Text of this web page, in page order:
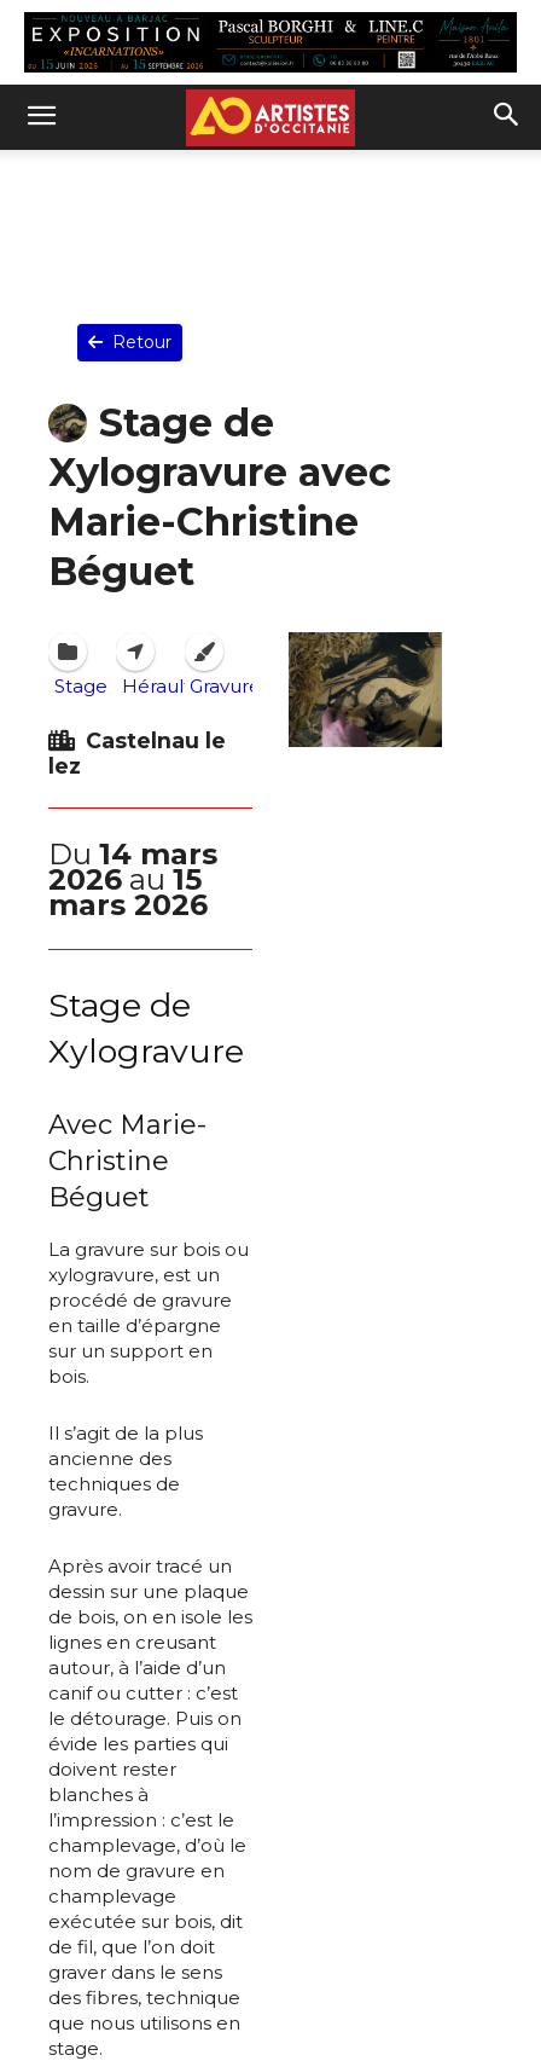
Retour
Stage de
Xylogravure avec
Marie-Christine
Béguet
Stage HéraultGravure
Castelnau le
lez
Du 14 mars
2026 au 15
mars 2026
Stage de
Xylogravure
Avec Marie-
Christine
Béguet
La gravure sur bois ou
xylogravure, est un
procédé de gravure
en taille d’épargne
sur un support en
bois.
Il s’agit de la plus
ancienne des
techniques de
gravure.
Après avoir tracé un
dessin sur une plaque
de bois, on en isole les
lignes en creusant
autour, à l’aide d’un
canif ou cutter : c’est
le détourage. Puis on
évide les parties qui
doivent rester
blanches à
l’impression : c’est le
champlevage, d’où le
nom de gravure en
champlevage
exécutée sur bois, dit
de fil, que l’on doit
graver dans le sens
des fibres, technique
que nous utilisons en
stage.